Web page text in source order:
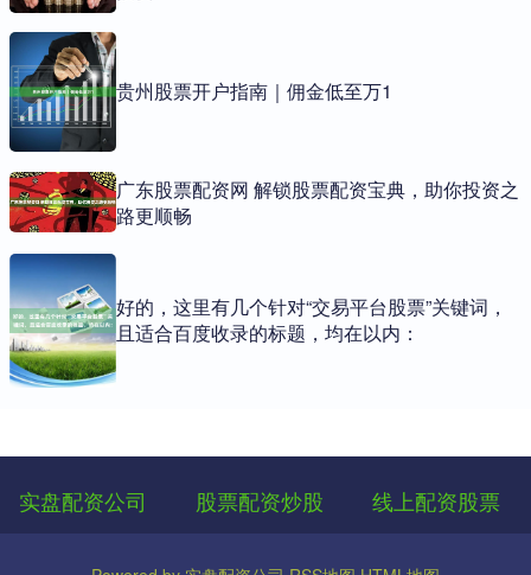
贵州股票开户指南｜佣金低至万1
广东股票配资网 解锁股票配资宝典，助你投资之
路更顺畅
好的，这里有几个针对“交易平台股票”关键词，
且适合百度收录的标题，均在以内：
实盘配资公司 股票配资炒股 线上配资股票